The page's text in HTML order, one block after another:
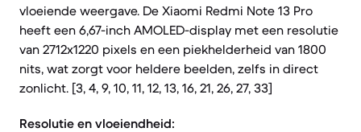
vloeiende weergave. De Xiaomi Redmi Note 13 Pro
heeft een 6,67-inch AMOLED-display met een resolutie
van 2712x1220 pixels en een piekhelderheid van 1800
nits, wat zorgt voor heldere beelden, zelfs in direct
zonlicht. [3, 4, 9, 10, 11, 12, 13, 16, 21, 26, 27, 33]
Resolutie en vloeiendheid: